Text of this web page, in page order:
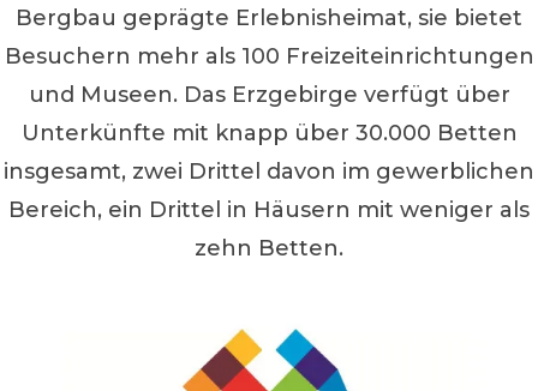
Bergbau geprägte Erlebnisheimat, sie bietet
Besuchern mehr als 100 Freizeiteinrichtungen
und Museen. Das Erzgebirge verfügt über
Unterkünfte mit knapp über 30.000 Betten
insgesamt, zwei Drittel davon im gewerblichen
Bereich, ein Drittel in Häusern mit weniger als
zehn Betten.